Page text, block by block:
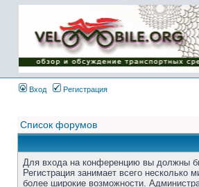
Вход Регистрация
Список форумов
Для входа на конференцию вы должны
Регистрация занимает всего несколько
более широкие возможности.